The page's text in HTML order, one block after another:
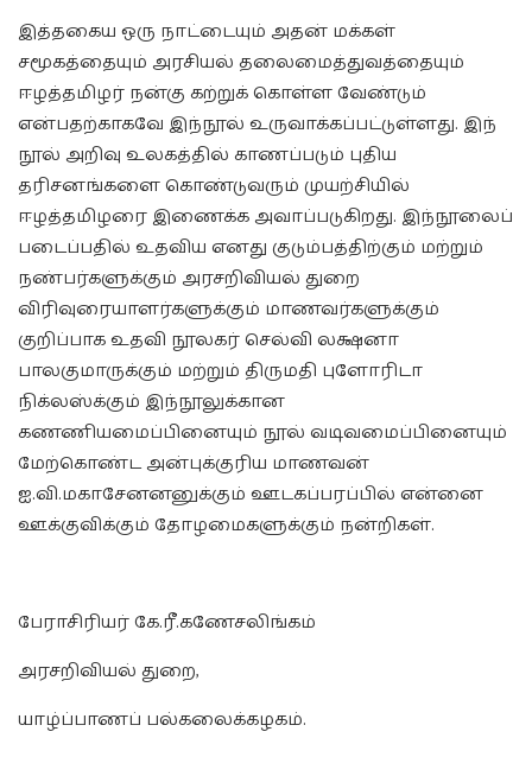
இத்தகைய ஒரு நாட்டையும் அதன் மக்கள்
சமூகத்தையும் அரசியல் தலைமைத்துவத்தையும்
ஈழத்தமிழர் நன்கு கற்றுக் கொள்ள வேண்டும்
என்பதற்காகவே இந்நூல் உருவாக்கப்பட்டுள்ளது. இந்
நூல் அறிவு உலகத்தில் காணப்படும் புதிய
தரிசனங்களை கொண்டுவரும் முயற்சியில்
ஈழத்தமிழரை இணைக்க அவாப்படுகிறது. இந்நூலைப்
படைப்பதில் உதவிய எனது குடும்பத்திற்கும் மற்றும்
நண்பர்களுக்கும் அரசறிவியல் துறை
விரிவுரையாளர்களுக்கும் மாணவர்களுக்கும்
குறிப்பாக உதவி நூலகர் செல்வி லக்ஷனா
பாலகுமாருக்கும் மற்றும் திருமதி புளோரிடா
நிக்லஸ்க்கும் இந்நூலுக்கான
கணணியமைப்பினையும் நூல் வடிவமைப்பினையும்
மேற்கொண்ட அன்புக்குரிய மாணவன்
ஐ.வி.மகாசேனனனுக்கும் ஊடகப்பரப்பில் என்னை
ஊக்குவிக்கும் தோழமைகளுக்கும் நன்றிகள்.
பேராசிரியர் கே.ரீ.கணேசலிங்கம்
அரசறிவியல் துறை,
யாழ்ப்பாணப் பல்கலைக்கழகம்.